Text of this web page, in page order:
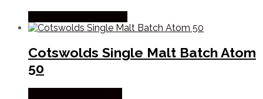
Cotswolds Single Malt Batch Atom
50